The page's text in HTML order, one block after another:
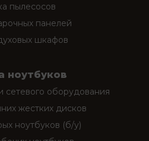
пылесосов
панелей
шкафов
ноутбуков
сетевого оборудования
жестких дисков
ноутбуков (б/у)